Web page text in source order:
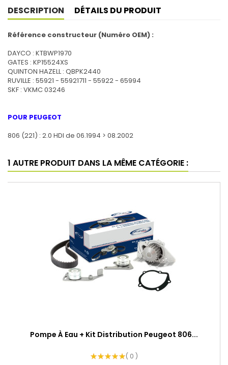
Partager
TweetPinterest
DESCRIPTION DÉTAILS DU PRODUIT
Référence constructeur (Numéro OEM) :
DAYCO : KTBWP1970
GATES : KP15524XS
QUINTON HAZELL : QBPK2440
RUVILLE : 55921 - 55921711 - 55922 - 65994
SKF : VKMC 03246
POUR PEUGEOT
806 (221) : 2.0 HDI de 06.1994 > 08.2002
1 AUTRE PRODUIT DANS LA MÊME CATÉGORIE :
Pompe À Eau + Kit Distribution Peugeot 806...
( 0 )